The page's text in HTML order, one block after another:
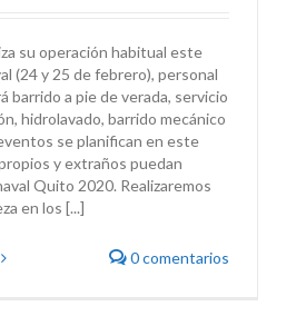
su operación habitual este
(24 y 25 de febrero), personal
barrido a pie de verada, servicio
hidrolavado, barrido mecánico
se planifican en este
y extraños puedan
Quito 2020. Realizaremos
en los [...]
0 comentarios